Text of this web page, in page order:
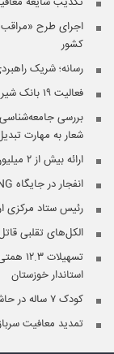
کشور
رسانه؛ شریک
فعالیت ۱۹ بانک شیر در کشور
بررسی
شعار به مهارت
ارائه بیش از ۲ میلیون و ۴۲۶ هزار خدمت سلامت به زائران اربعین
انفجار در جایگاه CNG در صحنه
رئیس ستاد مرکزی
الکل‌های تقلبی
استاندار خوزستان
کودک ۷ ساله در حاشیه زاینده‌رود ناپدید شد
تمدید معافیت